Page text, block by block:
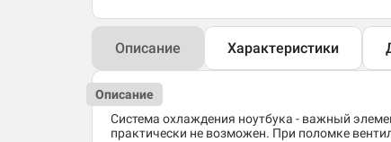
Описание Характеристики
Описание
Система охлаждения ноутбука - важный
практически не возможен. При поломке